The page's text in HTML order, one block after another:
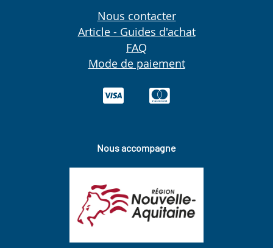
Nous contacter
Article - Guides d'achat
FAQ
Mode de paiement
Nous accompagne